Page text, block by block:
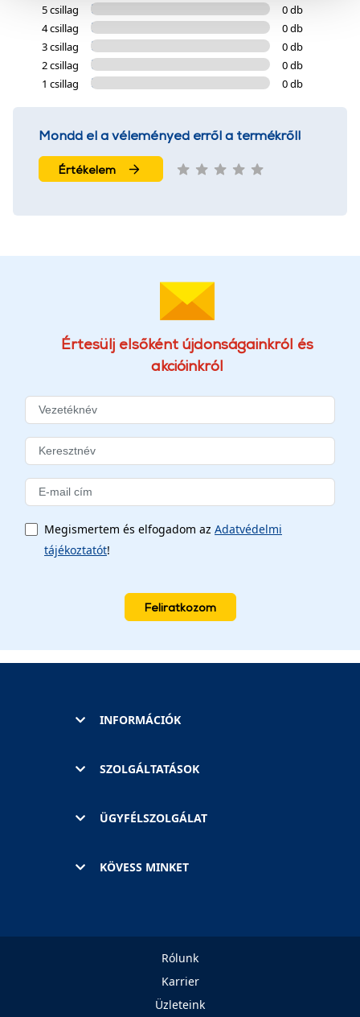
szolgáltatásaink biztosításához szükségesek. Az oldal
használatával Ön elfogadja a cookie-k használatát.
További információk:ÁSZFésAdatvédelem
5 csillag
0 db
4 csillag
0 db
3 csillag
0 db
2 csillag
0 db
1 csillag
0 db
Mondd el a véleményed erről a termékről!
Értékelem
Értesülj elsőként újdonságainkról és
akcióinkról
Megismertem és elfogadom az Adatvédelmi
tájékoztatót!
Feliratkozom
INFORMÁCIÓK
SZOLGÁLTATÁSOK
ÜGYFÉLSZOLGÁLAT
KÖVESS MINKET
Rólunk
Karrier
Üzleteink